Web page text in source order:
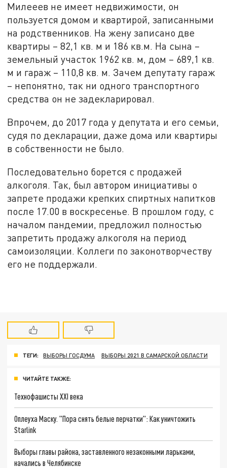
Милееев не имеет недвижимости, он
пользуется домом и квартирой, записанными
на родственников. На жену записано две
квартиры – 82,1 кв. м и 186 кв.м. На сына –
земельный участок 1962 кв. м, дом – 689,1 кв.
м и гараж – 110,8 кв. м. Зачем депутату гараж
– непонятно, так ни одного транспортного
средства он не задекларировал.
Впрочем, до 2017 года у депутата и его семьи,
судя по декларации, даже дома или квартиры
в собственности не было.
Последовательно борется с продажей
алкоголя. Так, был автором инициативы о
запрете продажи крепких спиртных напитков
после 17.00 в воскресенье. В прошлом году, с
началом пандемии, предложил полностью
запретить продажу алкоголя на период
самоизоляции. Коллеги по законотворчеству
его не поддержали.
ТЕГИ: ВЫБОРЫ ГОСДУМА ВЫБОРЫ 2021 В САМАРСКОЙ ОБЛАСТИ
ЧИТАЙТЕ ТАКЖЕ:
Технофашисты XXI века
Оплеуха Маску. "Пора снять белые перчатки": Как уничтожить
Starlink
Выборы главы района, заставленного незаконными ларьками,
начались в Челябинске